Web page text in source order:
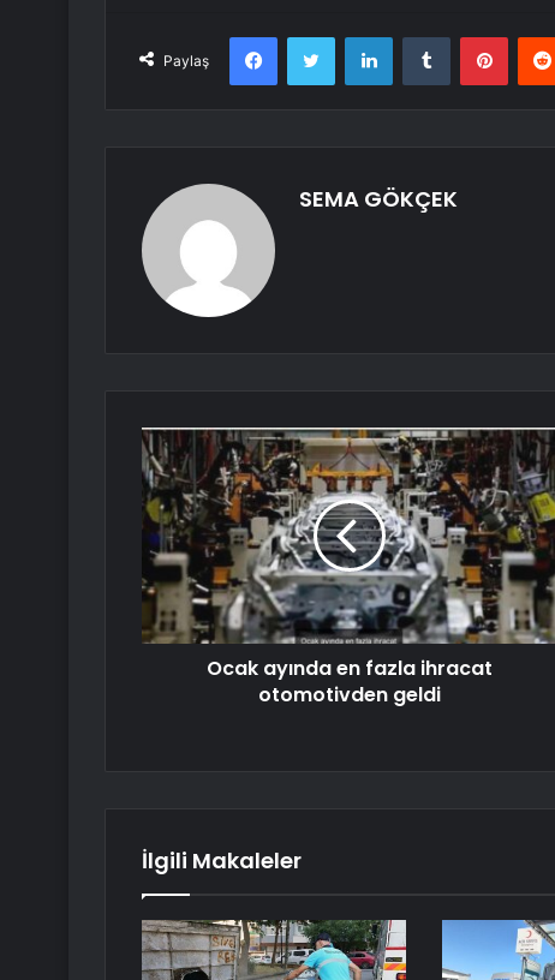
Paylaş
FacebookTwitter LinkedInTumblr
SEMA GÖKÇEK
Ocak ayında en fazla ihracat
otomotivden geldi
İlgili Makaleler